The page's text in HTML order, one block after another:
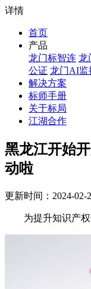
详情
首页
产品
龙门标智连 龙
公证 龙门AI监
解决方案
标师手册
关于标局
江湖合作
黑龙江开始
动啦
更新时间：2024-02-
为提升知识产权保